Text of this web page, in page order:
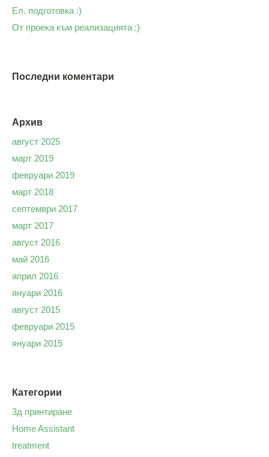
Ел. подготовка :)
От проека към реализацията :)
Последни коментари
Архив
август 2025
март 2019
февруари 2019
март 2018
септември 2017
март 2017
август 2016
май 2016
април 2016
януари 2016
август 2015
февруари 2015
януари 2015
Категории
3д принтиране
Home Assistant
treatment